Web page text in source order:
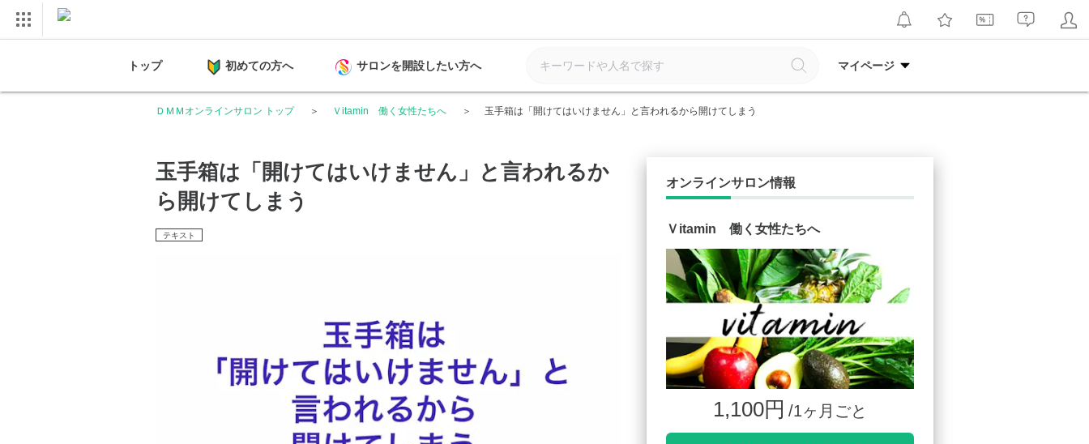
トップ 初めての方へ サロンを開設したい方へ マイページ
ＤＭＭオンラインサロン トップ Ｖitamin 働く女性たちへ 玉手箱は「開けてはいけません」と言われるから開けてしまう
玉手箱は「開けてはいけません」と言われるか
ら開けてしまう
テキスト
オンラインサロン情報
Ｖitamin 働く女性たちへ
1,100円 /1ヶ月ごと